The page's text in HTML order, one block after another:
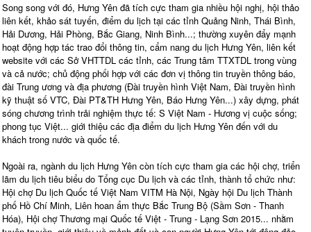
Song song với đó, Hưng Yên đã tích cực tham gia nhiều hội nghị, hội thảo
liên kết, khảo sát tuyến, điểm du lịch tại các tỉnh Quảng Ninh, Thái Bình,
Hải Dương, Hải Phòng, Bắc Giang, Ninh Bình...; thường xuyên đẩy mạnh
hoạt động hợp tác trao đổi thông tin, cẩm nang du lịch Hưng Yên, liên kết
website với các Sở VHTTDL các tỉnh, các Trung tâm TTXTDL trong vùng
và cả nước; chủ động phối hợp với các đơn vị thông tin truyền thông báo,
đài Trung ương và địa phương (Đài truyền hình Việt Nam, Đài truyền hình
kỹ thuật số VTC, Đài PT&TH Hưng Yên, Báo Hưng Yên...) xây dựng, phát
sóng chương trình trải nghiệm thực tế: S Việt Nam - Hương vị cuộc sống;
phong tục Việt... giới thiệu các địa điểm du lịch Hưng Yên đến với du
khách trong nước và quốc tế.
Ngoài ra, ngành du lịch Hưng Yên còn tích cực tham gia các hội chợ, triển
lãm du lịch tiêu biểu do Tổng cục Du lịch và các tỉnh, thành tổ chức như:
Hội chợ Du lịch Quốc tế Việt Nam VITM Hà Nội, Ngày hội Du lịch Thành
phố Hồ Chí Minh, Liên hoan ẩm thực Bắc Trung Bộ (Sầm Sơn - Thanh
Hóa), Hội chợ Thương mại Quốc tế Việt - Trung - Lạng Sơn 2015... nhằm